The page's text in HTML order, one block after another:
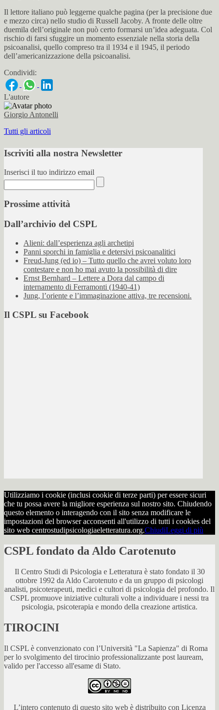
Il lettore italiano può leggerne qualche pagina (per la precisione due
e mezzo circa) nello studio di Russell Jacoby. A fronte delle oltre
duemila dell’originale non può certo formarsi un’idea adeguata. Col
rischio di farsi sfuggire un momento essenziale nella storia della
psicoanalisi, quello compreso tra il 1934 e il 1945, il periodo
dell’americanizzazione della psicoanalisi.
Condividi:
L'autore
Giorgio Antonelli
Tutti gli articoli
Iscriviti alla nostra Newsletter
Inserisci il tuo indirizzo email
Prossime attività
Dall’archivio del CSPL
Alieni: dall’esperienza agli archetipi
Panni sporchi in famiglia e detersivi psicoanalitici
Freud-Jung (ed io) – Tutto quello che avrei voluto loro
contestare e non ho mai avuto la possibilità di dire
Ernst Bernhard – Lettere a Dora dal campo di
internamento di Ferramonti (1940-41)
Jung, l’oriente e l’immaginazione attiva, tre recensioni.
Il CSPL su Facebook
Utilizziamo i cookie (inclusi cookie di terze parti) per essere sicuri
che tu possa avere la migliore esperienza sul nostro sito. Chiudendo
questo elemento o interagendo con il sito senza modificare le
impostazioni del browser acconsenti all'utilizzo di tutti i cookies del
sito web centrostudipsicologiaeletteratura.org.ChiudiLeggi di più
CSPL fondato da Aldo Carotenuto
Il Centro Studi di Psicologia e Letteratura è stato fondato il 30
ottobre 1992 da Aldo Carotenuto e da un gruppo di psicologi
analisti, psicoterapeuti, medici e cultori di psicologia del profondo. Il
CSPL promuove iniziative culturali volte a individuare i nessi tra
psicologia, psicoterapia e mondo della creazione artistica.
TIROCINI
Il CSPL è convenzionato con l’Università "La Sapienza" di Roma
per lo svolgimento del tirocinio professionalizzante post lauream,
valido per l'accesso all'esame di Stato.
L’intero contenuto di questo sito web è distribuito con Licenza